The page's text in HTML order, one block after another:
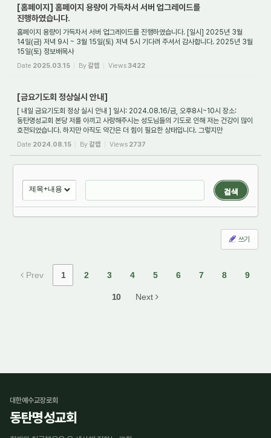
[홈페이지] 홈페이지 용량이 가득차서 서버 업그레이드를
진행하였습니다.
홈페이지 용량이 가득차서 서버 업그레이드를 진행하였습니다. [일시] 2025년 3월
14일(금) 저녁 9시 ~ 3월 15일(토) 저녁 5시 기다려 주셔서 감사합니다. 2025년 3월
15일(토) 정보배목사
Date 2025.03.15 By갈렙 Views3422
[금요기도회 정상실시 안내]
[ 내일 금요기도회 정상 실시 안내 ] 일시: 2024.08.16/금, 오후8시~10시 장소:
동탄명성교회 본당 저를 아끼고 사랑해주시는 성도님들의 기도로 인해 저는 건강이 많이
호전되었습니다. 하지만 아직도 약간은 더 힘이 필요한 상태입니다. 그렇지만
Date 2024.08.15 By갈렙 Views 2737
검색
쓰기
Prev 1 2 3 4 5 6 7 8 9
10 Next
대한예수교장로회
동탄명성교회